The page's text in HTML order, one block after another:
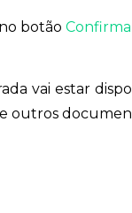
botão
vai estar
outros